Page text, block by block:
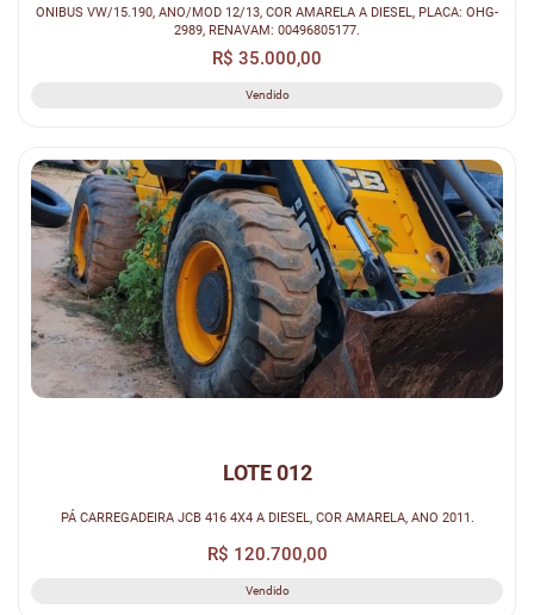
ONIBUS VW/15.190, ANO/MOD 12/13, COR AMARELA A DIESEL, PLACA: OHG-
2989, RENAVAM: 00496805177.
R$ 35.000,00
Vendido
LOTE 012
PÁ CARREGADEIRA JCB 416 4X4 A DIESEL, COR AMARELA, ANO 2011.
R$ 120.700,00
Vendido